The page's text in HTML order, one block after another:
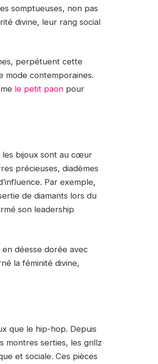
somptueuses, non pas
divine, leur rang social
perpétuent cette
mode contemporaines.
le petit paon pour
les bijoux sont au cœur
précieuses, diadèmes
Par exemple,
de diamants lors du
son leadership
en déesse dorée avec
la féminité divine,
que le hip-hop. Depuis
montres serties, les grillz
et sociale. Ces pièces